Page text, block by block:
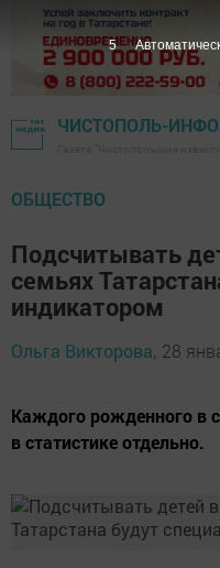
ЧИСТОПОЛЬ-
ОБЩЕСТВО
Подсчитывать
семьях
индикатором
Ольга Викторова, 28
Каждого рожденного в
в статистике отдельно.
4